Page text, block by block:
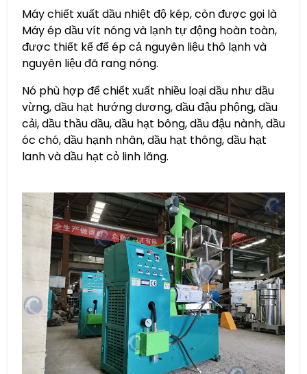
Máy chiết xuất dầu nhiệt độ kép, còn được gọi là
Máy ép dầu vít nóng và lạnh tự động hoàn toàn,
được thiết kế để ép cả nguyên liệu thô lạnh và
nguyên liệu đã rang nóng.
Nó phù hợp để chiết xuất nhiều loại dầu như dầu
vừng, dầu hạt hướng dương, dầu đậu phộng, dầu
cải, dầu thầu dầu, dầu hạt bông, dầu đậu nành, dầu
óc chó, dầu hạnh nhân, dầu hạt thông, dầu hạt
lanh và dầu hạt cỏ linh lăng.